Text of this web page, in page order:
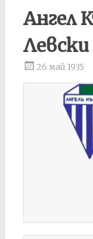
Ангел
26 май 1935